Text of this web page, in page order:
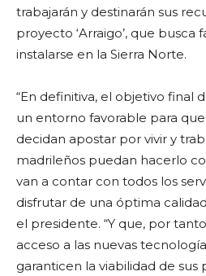
trabajarán y destinarán sus
proyecto ‘Arraigo’, que busca
instalarse en la Sierra Norte.
“En definitiva, el objetivo final
un entorno favorable para
decidan apostar por vivir y
madrileños puedan hacerlo
van a contar con todos los
disfrutar de una óptima
el presidente. “Y que, por
acceso a las nuevas
garanticen la viabilidad de